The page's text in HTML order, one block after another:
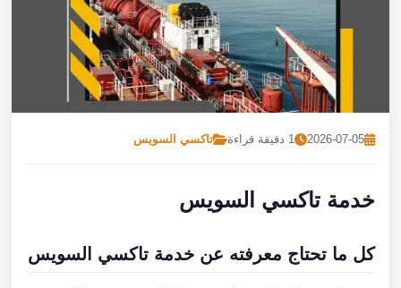
2026-07-05 1 دقيقة قراءة تاكسي السويس
خدمة تاكسي السويس
كل ما تحتاج معرفته عن خدمة تاكسي السويس